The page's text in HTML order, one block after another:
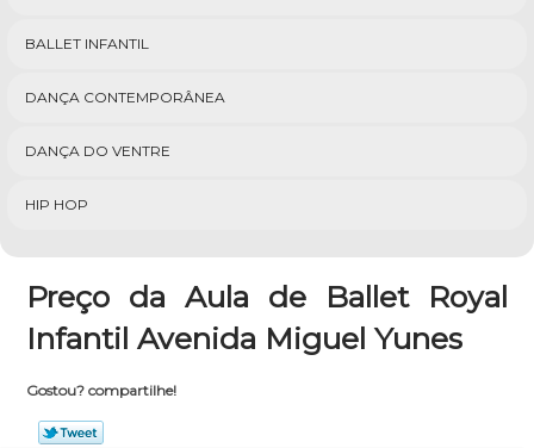
BALLET INFANTIL
DANÇA CONTEMPORÂNEA
DANÇA DO VENTRE
HIP HOP
Preço da Aula de Ballet Royal
Infantil Avenida Miguel Yunes
Gostou? compartilhe!